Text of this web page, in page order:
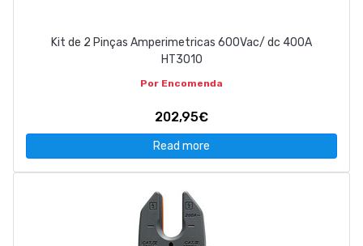
Kit de 2 Pinças Amperimetricas 600Vac/ dc 400A
HT3010
Por Encomenda
202,95€
Read more